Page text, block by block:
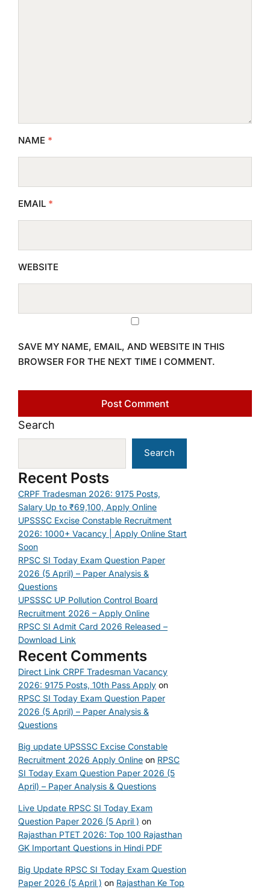
NAME *
EMAIL *
WEBSITE
SAVE MY NAME, EMAIL, AND WEBSITE IN THIS
BROWSER FOR THE NEXT TIME I COMMENT.
Search
Search
Recent Posts
CRPF Tradesman 2026: 9175 Posts,
Salary Up to ₹69,100, Apply Online
UPSSSC Excise Constable Recruitment
2026: 1000+ Vacancy | Apply Online Start
Soon
RPSC SI Today Exam Question Paper
2026 (5 April) – Paper Analysis &
Questions
UPSSSC UP Pollution Control Board
Recruitment 2026 – Apply Online
RPSC SI Admit Card 2026 Released –
Download Link
Recent Comments
Direct Link CRPF Tradesman Vacancy
2026: 9175 Posts, 10th Pass Apply on
RPSC SI Today Exam Question Paper
2026 (5 April) – Paper Analysis &
Questions
Big update UPSSSC Excise Constable
Recruitment 2026 Apply Online on RPSC
SI Today Exam Question Paper 2026 (5
April) – Paper Analysis & Questions
Live Update RPSC SI Today Exam
Question Paper 2026 (5 April ) on
Rajasthan PTET 2026: Top 100 Rajasthan
GK Important Questions in Hindi PDF
Big Update RPSC SI Today Exam Question
Paper 2026 (5 April ) on Rajasthan Ke Top